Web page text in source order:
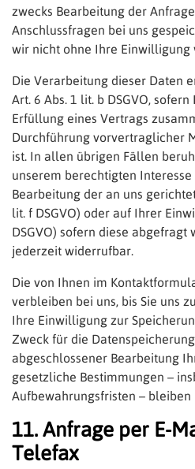
zwecks Bearbeitung der
Anschlussfragen bei uns
wir nicht ohne Ihre Einwilligung
Die Verarbeitung dieser Daten
Art. 6 Abs. 1 lit. b DSGVO,
Erfüllung eines Vertrags
Durchführung vorvertraglicher
ist. In allen übrigen Fällen
unserem berechtigten
Bearbeitung der an uns
lit. f DSGVO) oder auf Ihrer
DSGVO) sofern diese
jederzeit widerrufbar.
Die von Ihnen im
verbleiben bei uns, bis Sie uns
Ihre Einwilligung zur
Zweck für die
abgeschlossener Bearbeitung
gesetzliche Bestimmungen –
Aufbewahrungsfristen – bleiben
11. Anfrage per E-
Telefax